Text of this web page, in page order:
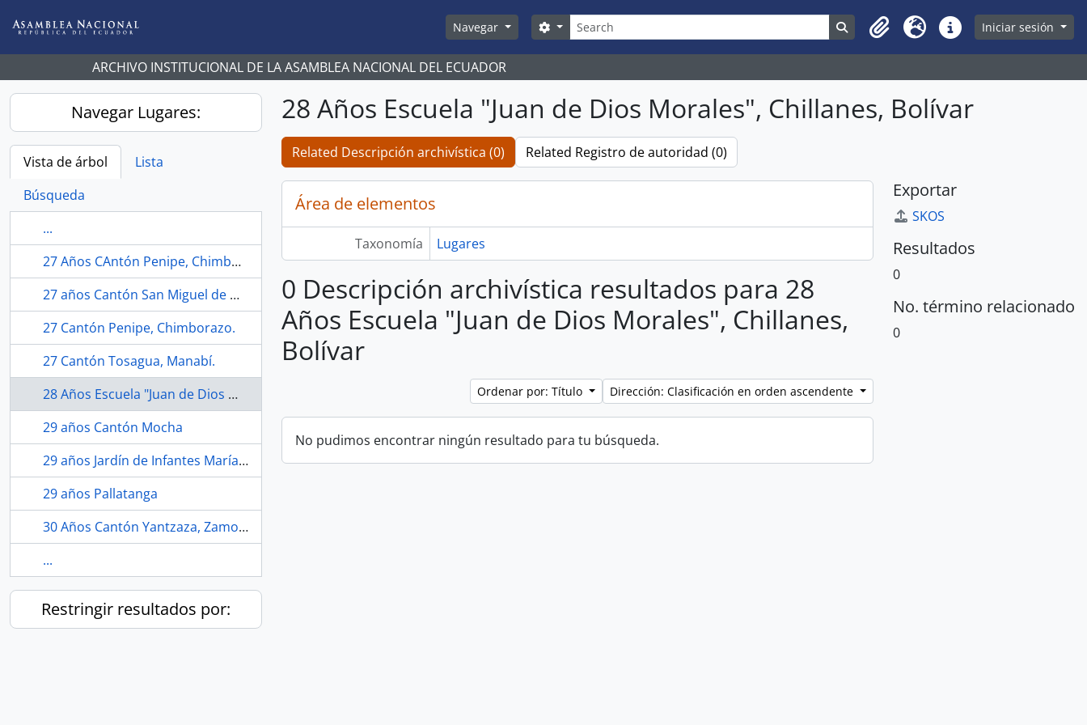
Navegar
Búsqueda
Search options Search in browse page
Clipboard
Idioma Enlaces rápidos
Iniciar sesión
ARCHIVO INSTITUCIONAL DE LA ASAMBLEA NACIONAL DEL ECUADOR
Navegar Lugares:
Vista de árbol
Lista
Búsqueda
...
27 Años CAntón Penipe, Chimborazo.
27 años Cantón San Miguel de Urcuquí, Imbabura.
27 Cantón Penipe, Chimborazo.
27 Cantón Tosagua, Manabí.
28 Años Escuela "Juan de Dios Morales", Chillanes, Bolívar
29 años Cantón Mocha
29 años Jardín de Infantes María Estatira Uquillas, San Simón Guaranda, Bolívar.
29 años Pallatanga
30 Años Cantón Yantzaza, Zamora Chinchipe.
...
Restringir resultados por:
28 Años Escuela "Juan de Dios Morales", Chillanes, Bolívar
Related Descripción archivística (0) Related Registro de autoridad (0)
Área de elementos
Taxonomía Lugares
0 Descripción archivística resultados para 28
Años Escuela "Juan de Dios Morales", Chillanes,
Bolívar
Ordenar por: Título Dirección: Clasificación en orden ascendente
No pudimos encontrar ningún resultado para tu búsqueda.
Exportar
SKOS
Resultados
0
No. término relacionado
0